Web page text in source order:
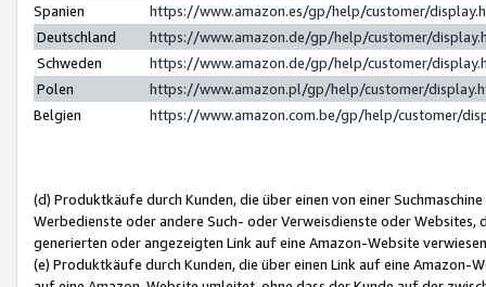
Spanien
https://www.amazon.es/gp/help/customer/
Deutschland
https://www.amazon.de/gp/help/customer/
Schweden
https://www.amazon.de/gp/help/customer/
Polen
https://www.amazon.pl/gp/help/customer/
Belgien
https://www.amazon.com.be/gp/help/customer/
(d) Produktkäufe durch Kunden, die über einen von einer
Werbedienste oder andere Such- oder Verweisdienste oder Websites,
generierten oder angezeigten Link auf eine Amazon-Website
(e) Produktkäufe durch Kunden, die über einen Link auf eine